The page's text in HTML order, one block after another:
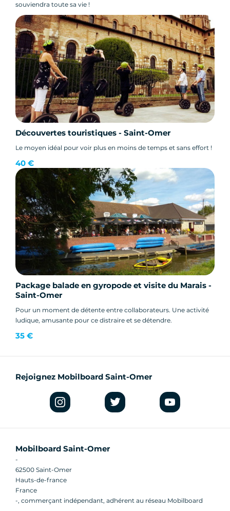
souviendra toute sa vie !
Découvertes touristiques - Saint-Omer
Le moyen idéal pour voir plus en moins de temps et sans effort !
40 €
Package balade en gyropode et visite du Marais -
Saint-Omer
Pour un moment de détente entre collaborateurs. Une activité
ludique, amusante pour ce distraire et se détendre.
35 €
Rejoignez Mobilboard Saint-Omer
Mobilboard Saint-Omer
-
62500 Saint-Omer
Hauts-de-france
France
-, commerçant indépendant, adhérent au réseau Mobilboard